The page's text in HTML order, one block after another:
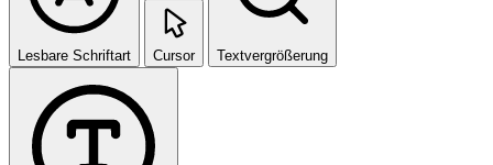
Lesbare Schriftart Cursor Textvergrößerung